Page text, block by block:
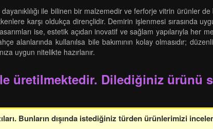
ile bilinen bir malzemedir ve ferforje vitrin ürünler
karşı oldukça dirençlidir. Demirin işlenmesi sırasında
ise, estetik açıdan inovatif ve sağlam yapılarıyla her
alanlarında kullanılsa bile bakımının kolay olmasıdır;
uygun nitelikte hazırlanır.
üretilmektedir. Dilediğiniz ürünü
Bunların dışında istediğiniz türden ürünlerimizi